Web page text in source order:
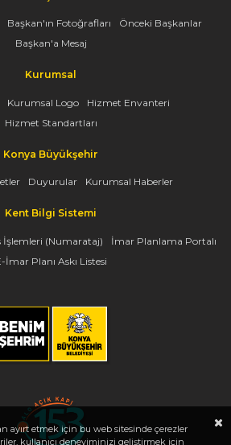
Başkan'ın Fotoğrafları
Önceki Başkanlar
Başkan'a Mesaj
Kurumsal
Kurumsal Logo
Hizmet Envanteri
Hizmet Standartları
Konya Büyükşehir
Duyurular Kurumsal Haberler
Kent Bilgi Sistemi
İşlemleri (Numarataj)
İmar Planlama Portalı
İmar Planı Askı Listesi
ayırt etmek için bu web sitesinde çerezler
kullanıcı deneyiminizi geliştirmek için